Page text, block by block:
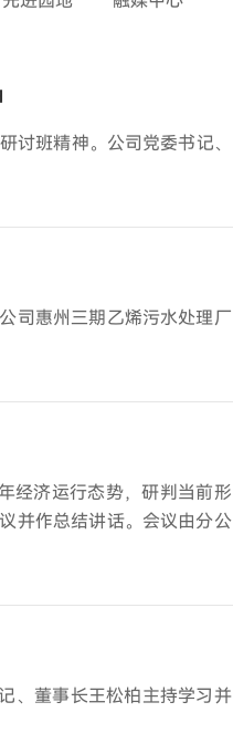
讨班精神。公司党委书记、
司惠州三期乙烯污水处理厂
经济运行态势，研判当前形
并作总结讲话。会议由分公
、董事长王松柏主持学习并